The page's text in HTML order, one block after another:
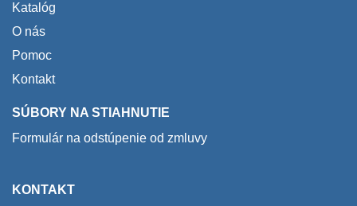
Katalóg
O nás
Pomoc
Kontakt
SÚBORY NA STIAHNUTIE
Formulár na odstúpenie od zmluvy
KONTAKT